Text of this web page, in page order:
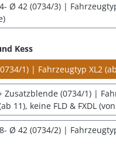
Ø 42 (0734/3) |
Kess
1) | Fahrzeugtyp XL2
Zusatzblende (0734/1) |
11), keine FLD & FXDL
Ø 42 (0734/2) |